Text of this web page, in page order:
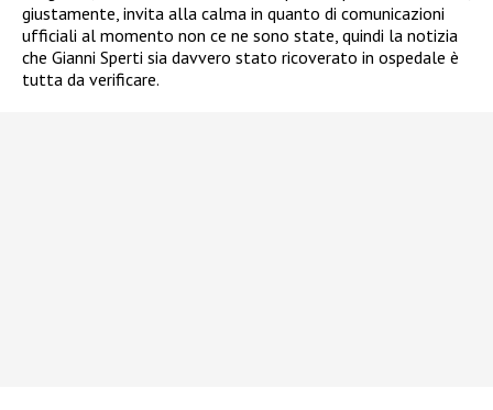
giustamente, invita alla calma in quanto di comunicazioni
ufficiali al momento non ce ne sono state, quindi la notizia
che Gianni Sperti sia davvero stato ricoverato in ospedale è
tutta da verificare.